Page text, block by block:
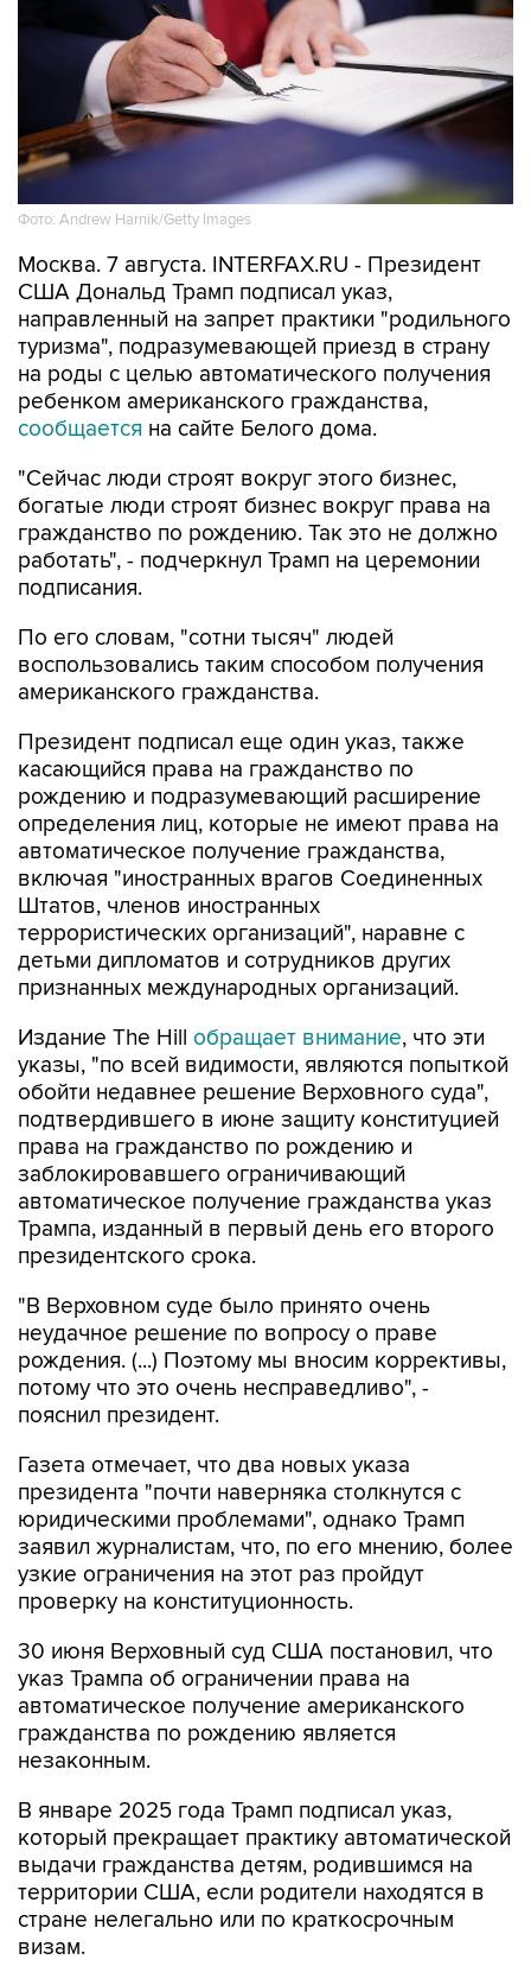
Фото: Andrew Harnik/Getty Images
Москва. 7 августа. INTERFAX.RU - Президент
США Дональд Трамп подписал указ,
направленный на запрет практики "родильного
туризма", подразумевающей приезд в страну
на роды с целью автоматического получения
ребенком американского гражданства,
сообщается на сайте Белого дома.
"Сейчас люди строят вокруг этого бизнес,
богатые люди строят бизнес вокруг права на
гражданство по рождению. Так это не должно
работать", - подчеркнул Трамп на церемонии
подписания.
По его словам, "сотни тысяч" людей
воспользовались таким способом получения
американского гражданства.
Президент подписал еще один указ, также
касающийся права на гражданство по
рождению и подразумевающий расширение
определения лиц, которые не имеют права на
автоматическое получение гражданства,
включая "иностранных врагов Соединенных
Штатов, членов иностранных
террористических организаций", наравне с
детьми дипломатов и сотрудников других
признанных международных организаций.
Издание The Hill обращает внимание, что эти
указы, "по всей видимости, являются попыткой
обойти недавнее решение Верховного суда",
подтвердившего в июне защиту конституцией
права на гражданство по рождению и
заблокировавшего ограничивающий
автоматическое получение гражданства указ
Трампа, изданный в первый день его второго
президентского срока.
"В Верховном суде было принято очень
неудачное решение по вопросу о праве
рождения. (...) Поэтому мы вносим коррективы,
потому что это очень несправедливо", -
пояснил президент.
Газета отмечает, что два новых указа
президента "почти наверняка столкнутся с
юридическими проблемами", однако Трамп
заявил журналистам, что, по его мнению, более
узкие ограничения на этот раз пройдут
проверку на конституционность.
30 июня Верховный суд США постановил, что
указ Трампа об ограничении права на
автоматическое получение американского
гражданства по рождению является
незаконным.
В январе 2025 года Трамп подписал указ,
который прекращает практику автоматической
выдачи гражданства детям, родившимся на
территории США, если родители находятся в
стране нелегально или по краткосрочным
визам.